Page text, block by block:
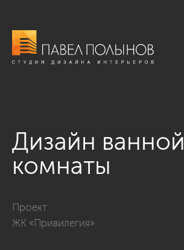
Дизайн ванной
комнаты
Проект:
ЖК «Привилегия»